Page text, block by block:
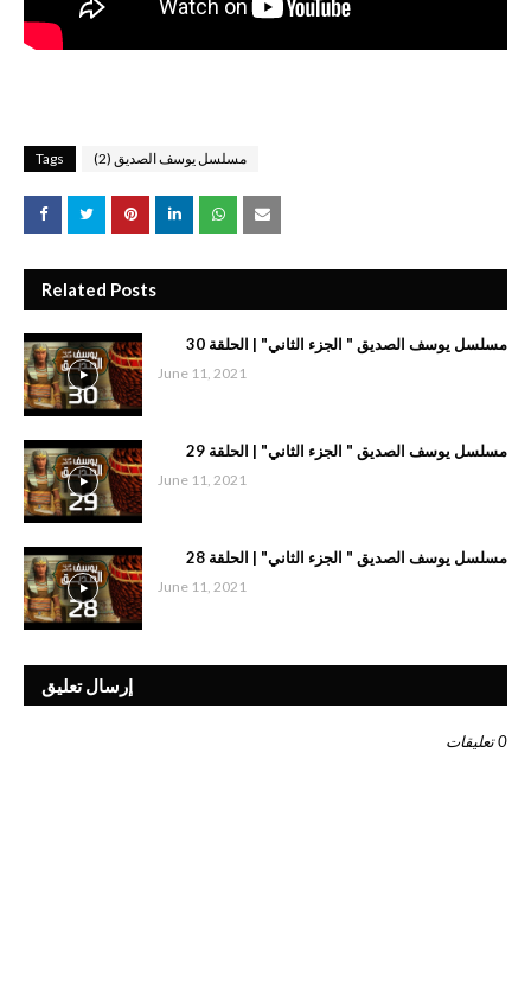
Tags مسلسل يوسف الصديق (2)
Related Posts
مسلسل يوسف الصديق " الجزء الثاني" | الحلقة 30
June 11, 2021
مسلسل يوسف الصديق " الجزء الثاني" | الحلقة 29
June 11, 2021
مسلسل يوسف الصديق " الجزء الثاني" | الحلقة 28
June 11, 2021
إرسال تعليق
0 تعليقات